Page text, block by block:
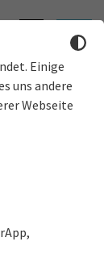
Einige
uns andere
Webseite
Informationen
einblenden
Toggle